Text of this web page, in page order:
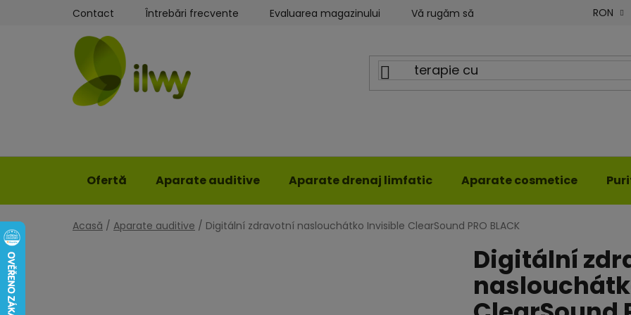
Contact Întrebări frecvente Evaluarea magazinului Vă rugăm să ne scrieți Blog ILWYRON
Ofertă Aparate auditive Aparate drenaj limfatic Aparate cosmetice
Acasă / Aparate auditive / Digitální zdravotní naslouchátko Invisible ClearSound PRO BLACK
Digitální